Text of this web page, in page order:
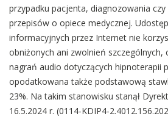
przypadku pacjenta, diagnozowania
przepisów o opiece medycznej.
informacyjnych przez Internet nie
obniżonych ani zwolnień szczególnych,
nagrań audio dotyczących hipnoterapii
opodatkowana także podstawową
23%. Na takim stanowisku stanął
16.5.2024 r. (0114-KDIP4-